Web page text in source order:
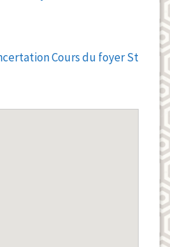
Cours du foyer St